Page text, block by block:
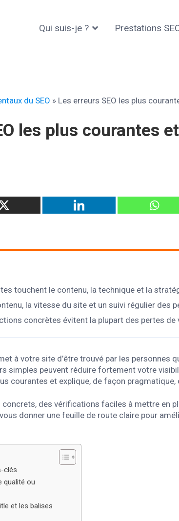
KABOUCHE
Qui suis-je ? Prestations
du SEO » Les erreurs SEO les plus
les plus courantes
touchent le contenu, la technique et la
la vitesse du site et un suivi régulier des
concrètes évitent la plupart des pertes de
à votre site d’être trouvé par les personnes
simples peuvent réduire fortement votre
courantes et explique, de façon
des vérifications faciles à mettre en
donner une feuille de route claire pour
clés
qualité ou
et les balises